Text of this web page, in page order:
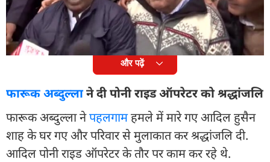
के दुश्मन हैं, वे नरक में सड़ेंगे. सिंधु जल समझौता पर भारत
सरकार को दोबारा विचार करने की जरूरत है.
और पढ़ें
फारूक अब्दुल्लाने दी पोनी राइड ऑपरेटर को श्रद्धांजलि
फारूक अब्दुल्ला नेपहलगामहमले में मारे गए आदिल हुसैन
शाह के घर गए और परिवार से मुलाकात कर श्रद्धांजलि दी.
आदिल पोनी राइड ऑपरेटर के तौर पर काम कर रहे थे.